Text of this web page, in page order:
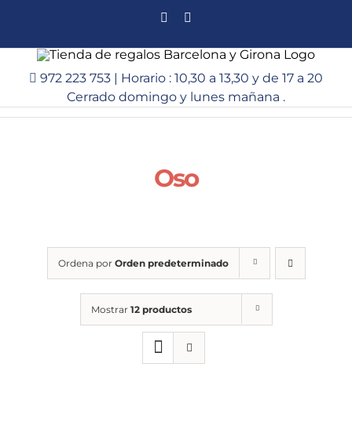
contenido
Facebook
972 223 753 | Horario : 10,30 a 13,30 y de 17 a 20
Cerrado domingo y lunes mañana .
Oso
Ordena por Orden predeterminado
Mostrar 12 productos